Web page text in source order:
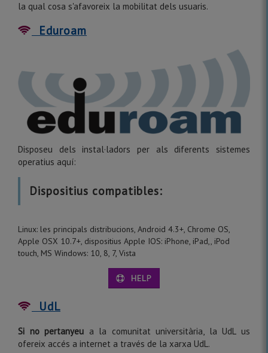
la qual cosa s'afavoreix la mobilitat dels usuaris.
Eduroam
Disposeu dels instal·ladors per als diferents sistemes
operatius aquí:
Dispositius compatibles:
Linux: les principals distribucions, Android 4.3+, Chrome OS,
Apple OSX 10.7+, dispositius Apple IOS: iPhone, iPad,, iPod
touch, MS Windows: 10, 8, 7, Vista
HELP
UdL
Si no pertanyeu a la comunitat universitària, la UdL us
ofereix accés a internet a través de la xarxa UdL.